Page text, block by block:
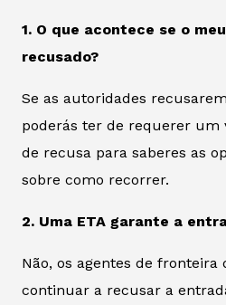
1. O que acontece se o
recusado?
Se as autoridades
poderás ter de requerer um
de recusa para saberes as
sobre como recorrer.
2. Uma ETA garante a
Não, os agentes de fronteira
continuar a recusar a